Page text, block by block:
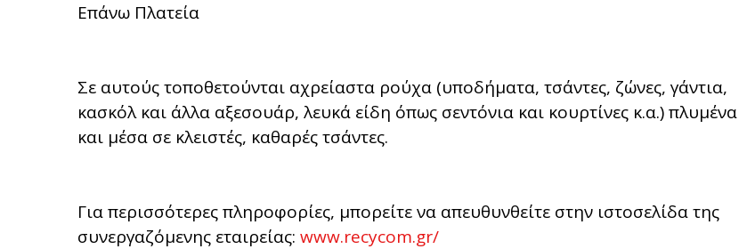
Επάνω Πλατεία
Σε αυτούς τοποθετούνται αχρείαστα ρούχα (υποδήματα, τσάντες, ζώνες, γάντια,
κασκόλ και άλλα αξεσουάρ, λευκά είδη όπως σεντόνια και κουρτίνες κ.α.) πλυμένα
και μέσα σε κλειστές, καθαρές τσάντες.
Για περισσότερες πληροφορίες, μπορείτε να απευθυνθείτε στην ιστοσελίδα της
συνεργαζόμενης εταιρείας: www.recycom.gr/